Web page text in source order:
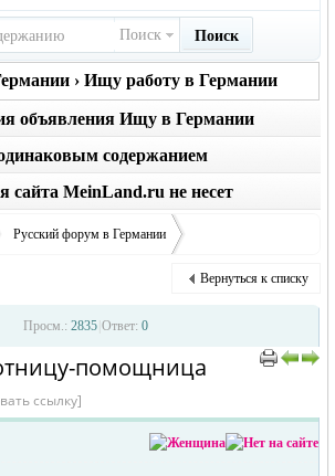
Поиск Поиск
› Ищу работу в Германии
вернуться на главную страницу объявлений
объявления Ищу в Германии
содержанием
1 раза в месяц. Не применяйте
вместо строчных, последует
сайта MeinLand.ru не несет
за содержание размещенных
Русский форум в Германии
›
Вернуться к списку
Просм.: 2835 Ответ: 0
помощница
ссылку]